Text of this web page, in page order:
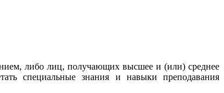
либо лиц, получающих высшее и (или) среднее
специальные знания и навыки преподавания